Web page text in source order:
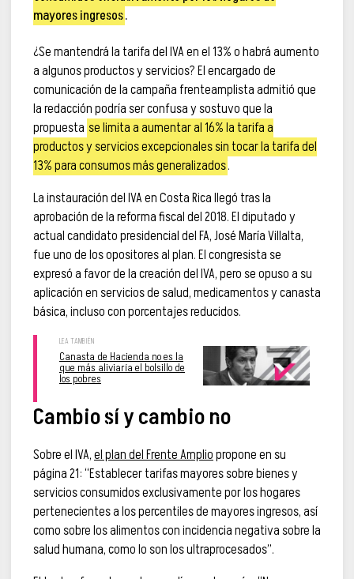
mayores ingresos.
¿Se mantendrá la tarifa del IVA en el 13% o habrá aumento
a algunos productos y servicios? El encargado de
comunicación de la campaña frenteamplista admitió que
la redacción podría ser confusa y sostuvo que la
propuesta se limita a aumentar al 16% la tarifa a
productos y servicios excepcionales sin tocar la tarifa del
13% para consumos más generalizados.
La instauración del IVA en Costa Rica llegó tras la
aprobación de la reforma fiscal del 2018. El diputado y
actual candidato presidencial del FA, José María Villalta,
fue uno de los opositores al plan. El congresista se
expresó a favor de la creación del IVA, pero se opuso a su
aplicación en servicios de salud, medicamentos y canasta
básica, incluso con porcentajes reducidos.
Canasta de Hacienda no es la
que más aliviaría el bolsillo de
los pobres
Cambio sí y cambio no
Sobre el IVA,el plan del Frente Ampliopropone en su
página 21: “Establecer tarifas mayores sobre bienes y
servicios consumidos exclusivamente por los hogares
pertenecientes a los percentiles de mayores ingresos, así
como sobre los alimentos con incidencia negativa sobre la
salud humana, como lo son los ultraprocesados”.